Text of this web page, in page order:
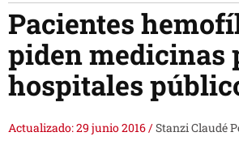
Pacientes
piden medicinas
hospitales
Actualizado: 29 junio 2016/Stanzi Claudé